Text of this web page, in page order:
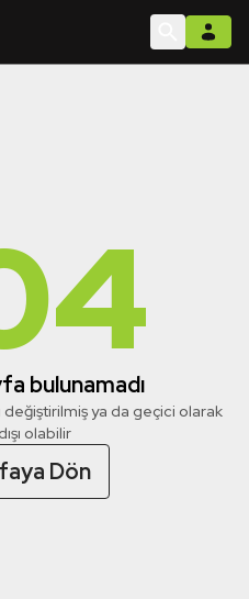
bulunamadı
değiştirilmiş ya da geçici olarak
olabilir
Dön